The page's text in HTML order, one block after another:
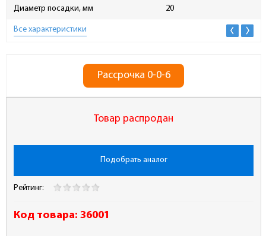
Диаметр посадки, мм 20
Все характеристики
Рассрочка 0-0-6
Товар распродан
Подобрать аналог
Рейтинг:
Код товара: 36001